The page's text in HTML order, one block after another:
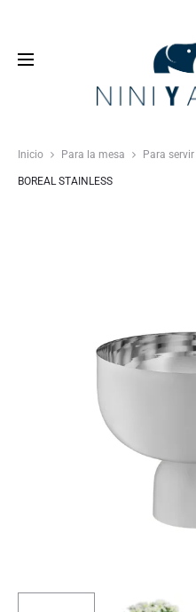
Inicio Para la mesa Para servir
BOREAL STAINLESS